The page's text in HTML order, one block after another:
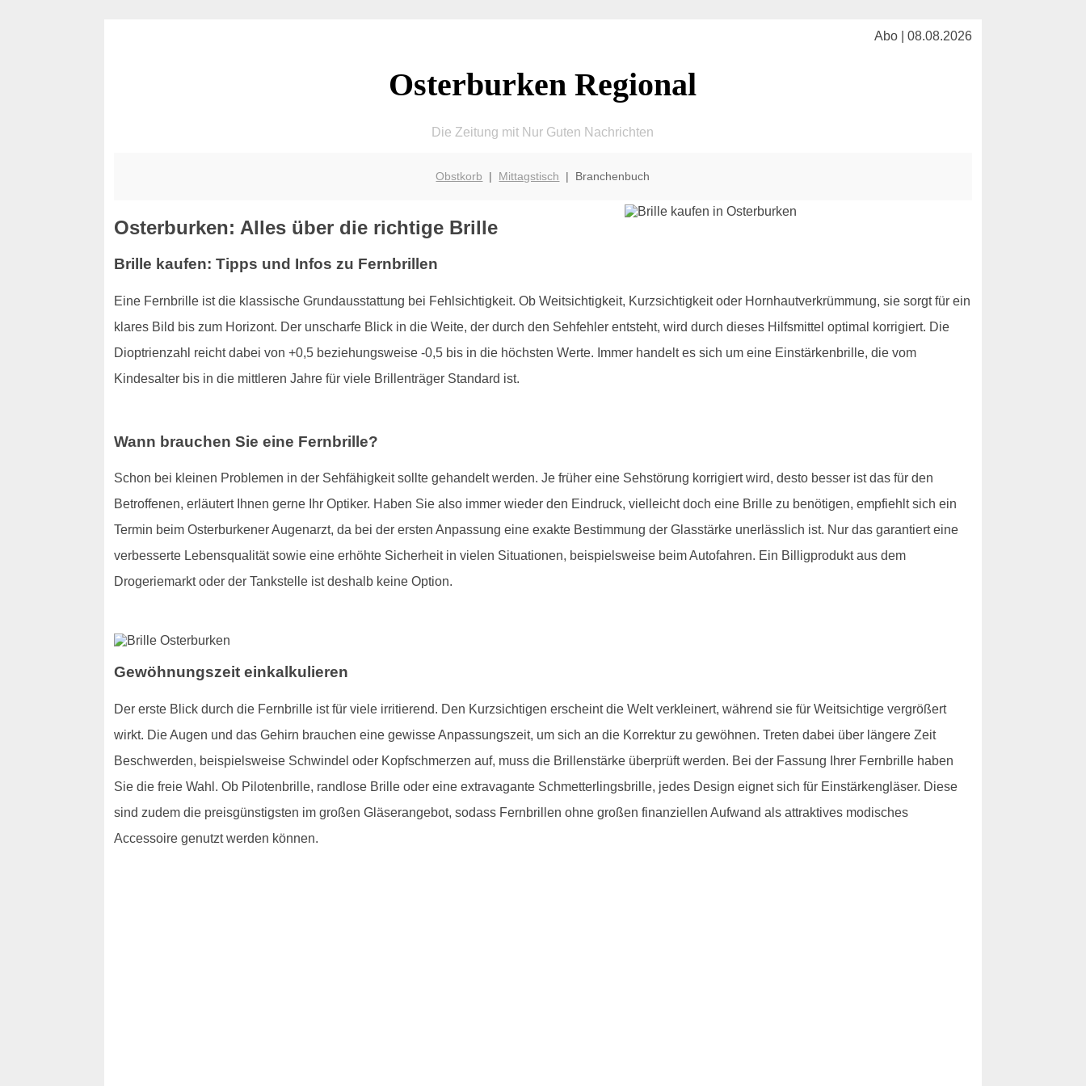
Abo | 08.08.2026
Osterburken Regional
Die Zeitung mit Nur Guten Nachrichten
Obstkorb | Mittagstisch | Branchenbuch
Osterburken: Alles über die richtige Brille
Brille kaufen: Tipps und Infos zu Fernbrillen
Eine Fernbrille ist die klassische Grundausstattung bei Fehlsichtigkeit. Ob Weitsichtigkeit, Kurzsichtigkeit oder Hornhautverkrümmung, sie sorgt für ein
klares Bild bis zum Horizont. Der unscharfe Blick in die Weite, der durch den Sehfehler entsteht, wird durch dieses Hilfsmittel optimal korrigiert. Die
Dioptrienzahl reicht dabei von +0,5 beziehungsweise -0,5 bis in die höchsten Werte. Immer handelt es sich um eine Einstärkenbrille, die vom
Kindesalter bis in die mittleren Jahre für viele Brillenträger Standard ist.
Wann brauchen Sie eine Fernbrille?
Schon bei kleinen Problemen in der Sehfähigkeit sollte gehandelt werden. Je früher eine Sehstörung korrigiert wird, desto besser ist das für den
Betroffenen, erläutert Ihnen gerne Ihr Optiker. Haben Sie also immer wieder den Eindruck, vielleicht doch eine Brille zu benötigen, empfiehlt sich ein
Termin beim Osterburkener Augenarzt, da bei der ersten Anpassung eine exakte Bestimmung der Glasstärke unerlässlich ist. Nur das garantiert eine
verbesserte Lebensqualität sowie eine erhöhte Sicherheit in vielen Situationen, beispielsweise beim Autofahren. Ein Billigprodukt aus dem
Drogeriemarkt oder der Tankstelle ist deshalb keine Option.
Gewöhnungszeit einkalkulieren
Der erste Blick durch die Fernbrille ist für viele irritierend. Den Kurzsichtigen erscheint die Welt verkleinert, während sie für Weitsichtige vergrößert
wirkt. Die Augen und das Gehirn brauchen eine gewisse Anpassungszeit, um sich an die Korrektur zu gewöhnen. Treten dabei über längere Zeit
Beschwerden, beispielsweise Schwindel oder Kopfschmerzen auf, muss die Brillenstärke überprüft werden. Bei der Fassung Ihrer Fernbrille haben
Sie die freie Wahl. Ob Pilotenbrille, randlose Brille oder eine extravagante Schmetterlingsbrille, jedes Design eignet sich für Einstärkengläser. Diese
sind zudem die preisgünstigsten im großen Gläserangebot, sodass Fernbrillen ohne großen finanziellen Aufwand als attraktives modisches
Accessoire genutzt werden können.